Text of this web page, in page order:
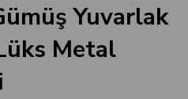
Yuvarlak
Metal